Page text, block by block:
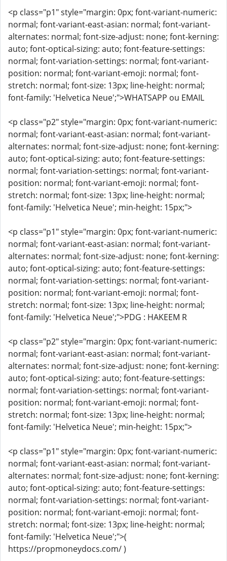
<p class="p1" style="margin: 0px; font-variant-numeric:
normal; font-variant-east-asian: normal; font-variant-
alternates: normal; font-size-adjust: none; font-kerning:
auto; font-optical-sizing: auto; font-feature-settings:
normal; font-variation-settings: normal; font-variant-
position: normal; font-variant-emoji: normal; font-
stretch: normal; font-size: 13px; line-height: normal;
font-family: 'Helvetica Neue';">WHATSAPP ou EMAIL
<p class="p2" style="margin: 0px; font-variant-numeric:
normal; font-variant-east-asian: normal; font-variant-
alternates: normal; font-size-adjust: none; font-kerning:
auto; font-optical-sizing: auto; font-feature-settings:
normal; font-variation-settings: normal; font-variant-
position: normal; font-variant-emoji: normal; font-
stretch: normal; font-size: 13px; line-height: normal;
font-family: 'Helvetica Neue'; min-height: 15px;">
<p class="p1" style="margin: 0px; font-variant-numeric:
normal; font-variant-east-asian: normal; font-variant-
alternates: normal; font-size-adjust: none; font-kerning:
auto; font-optical-sizing: auto; font-feature-settings:
normal; font-variation-settings: normal; font-variant-
position: normal; font-variant-emoji: normal; font-
stretch: normal; font-size: 13px; line-height: normal;
font-family: 'Helvetica Neue';">PDG : HAKEEM R
<p class="p2" style="margin: 0px; font-variant-numeric:
normal; font-variant-east-asian: normal; font-variant-
alternates: normal; font-size-adjust: none; font-kerning:
auto; font-optical-sizing: auto; font-feature-settings:
normal; font-variation-settings: normal; font-variant-
position: normal; font-variant-emoji: normal; font-
stretch: normal; font-size: 13px; line-height: normal;
font-family: 'Helvetica Neue'; min-height: 15px;">
<p class="p1" style="margin: 0px; font-variant-numeric:
normal; font-variant-east-asian: normal; font-variant-
alternates: normal; font-size-adjust: none; font-kerning:
auto; font-optical-sizing: auto; font-feature-settings:
normal; font-variation-settings: normal; font-variant-
position: normal; font-variant-emoji: normal; font-
stretch: normal; font-size: 13px; line-height: normal;
font-family: 'Helvetica Neue';">(
https://propmoneydocs.com/ )